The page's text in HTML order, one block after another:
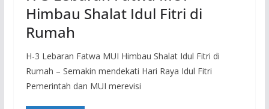
Himbau Shalat Idul Fitri di
Rumah
H-3 Lebaran Fatwa MUI Himbau Shalat Idul Fitri di
Rumah – Semakin mendekati Hari Raya Idul Fitri
Pemerintah dan MUI merevisi